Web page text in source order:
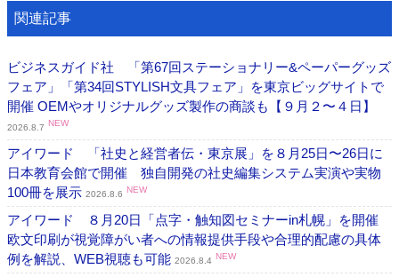
関連記事
ビジネスガイド社 「第67回ステーショナリー&ペーパーグッズ
フェア」「第34回STYLISH文具フェア」を東京ビッグサイトで
開催 OEMやオリジナルグッズ製作の商談も【９月２〜４日】
2026.8.7 NEW
アイワード 「社史と経営者伝・東京展」を８月25日〜26日に
日本教育会館で開催 独自開発の社史編集システム実演や実物
100冊を展示 2026.8.6 NEW
アイワード ８月20日「点字・触知図セミナーin札幌」を開催
欧文印刷が視覚障がい者への情報提供手段や合理的配慮の具体
例を解説、WEB視聴も可能 2026.8.4 NEW